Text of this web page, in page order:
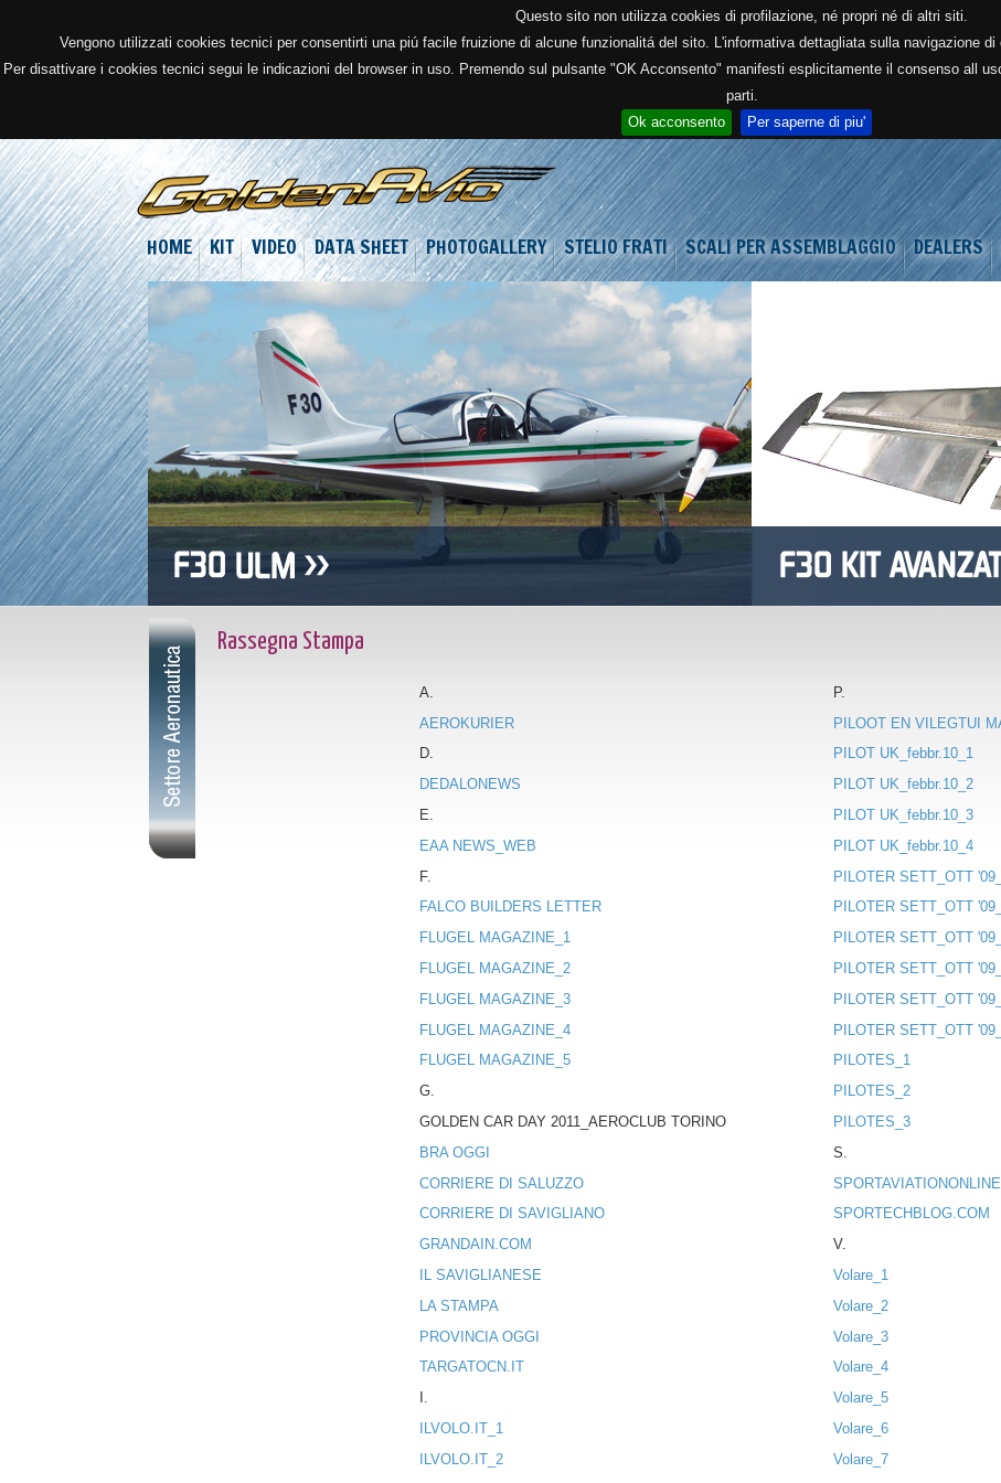
Questo sito non utilizza cookies di profilazione, né propri né di altri siti.
Vengono utilizzati cookies tecnici per consentirti una piú facile fruizione di alcune funzionalitá del sito. L'informativa dettagliata sulla navigazione
Per disattivare i cookies tecnici segui le indicazioni del browser in uso. Premendo sul pulsante "OK Acconsento" manifesti esplicitamente il consenso all
parti.
Ok acconsento
Per saperne di piu'
HOME KIT VIDEO DATA SHEET PHOTOGALLERY STELIO FRATI SCALI PER ASSEMBLAGGIO DEALERS
Rassegna Stampa
A.
AEROKURIER
D.
DEDALONEWS
E.
EAA NEWS_WEB
F.
FALCO BUILDERS LETTER
FLUGEL MAGAZINE_1
FLUGEL MAGAZINE_2
FLUGEL MAGAZINE_3
FLUGEL MAGAZINE_4
FLUGEL MAGAZINE_5
G.
GOLDEN CAR DAY 2011_AEROCLUB TORINO
BRA OGGI
CORRIERE DI SALUZZO
CORRIERE DI SAVIGLIANO
GRANDAIN.COM
IL SAVIGLIANESE
LA STAMPA
PROVINCIA OGGI
TARGATOCN.IT
I.
ILVOLO.IT_1
ILVOLO.IT_2
P.
PILOOT EN VILEGTUI
PILOT UK_febbr.10_1
PILOT UK_febbr.10_2
PILOT UK_febbr.10_3
PILOT UK_febbr.10_4
PILOTER SETT_OTT
PILOTER SETT_OTT
PILOTER SETT_OTT
PILOTER SETT_OTT
PILOTER SETT_OTT
PILOTER SETT_OTT
PILOTES_1
PILOTES_2
PILOTES_3
S.
SPORTECHBLOG.COM
V.
Volare_1
Volare_2
Volare_3
Volare_4
Volare_5
Volare_6
Volare_7